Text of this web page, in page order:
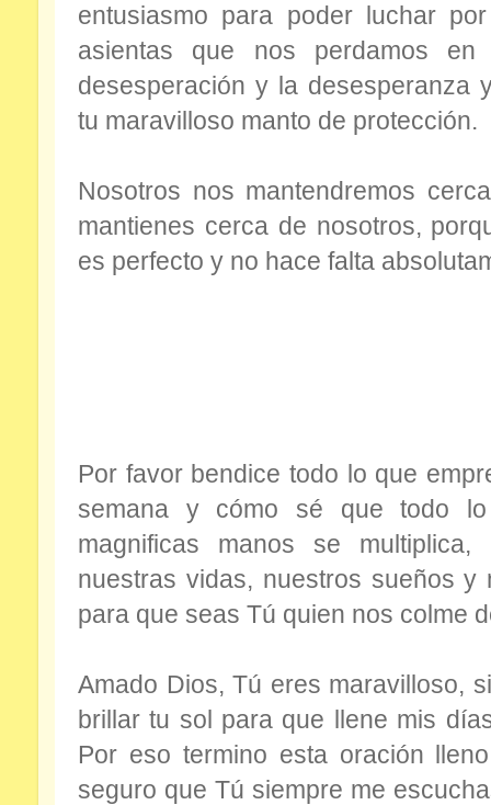
entusiasmo para poder luchar
asientas que nos perdamos
desesperación y la desesperanza
tu maravilloso manto de protección.
Nosotros nos mantendremos
mantienes cerca de nosotros,
es perfecto y no hace falta
Por favor bendice todo lo que
semana y cómo sé que todo
magnificas manos se
nuestras vidas, nuestros sueños y
para que seas Tú quien nos colme
Amado Dios, Tú eres maravilloso,
brillar tu sol para que llene mis
Por eso termino esta oración
seguro que Tú siempre me